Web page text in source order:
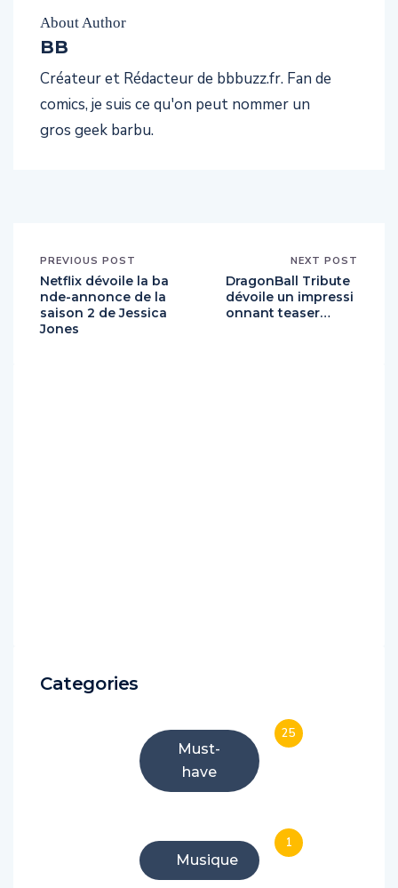
About Author
BB
Créateur et Rédacteur de bbbuzz.fr. Fan de
comics, je suis ce qu'on peut nommer un
gros geek barbu.
PREVIOUS POST
Netflix dévoile la ba
nde-annonce de la
saison 2 de Jessica
Jones
NEXT POST
DragonBall Tribute
dévoile un impressi
onnant teaser…
Categories
Must-
have
25
Musique
1